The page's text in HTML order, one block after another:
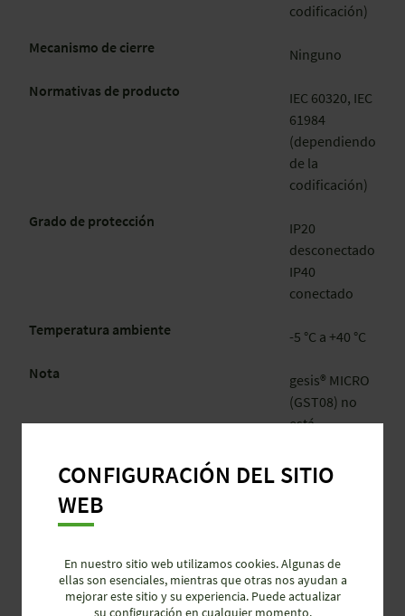
codificación)
Mecanismo de cierre
Ninguno
Normativas de producto
IEC 60320, IEC
61984
(dependiendo
de la
codificación)
Grado de protección
IP20
desconectado
IP40
conectado
Temperatura ambiente
-5 °C a +40 °C
Nota
gesis® MICRO
(GST08) no
está
ser utilizado
en
61535
Reglamento de productos de la
CONFIGURACIÓN DEL SITIO
WEB
En nuestro sitio web utilizamos cookies. Algunas de
ellas son esenciales, mientras que otras nos ayudan a
mejorar este sitio y su experiencia. Puede actualizar
su configuración en cualquier momento.